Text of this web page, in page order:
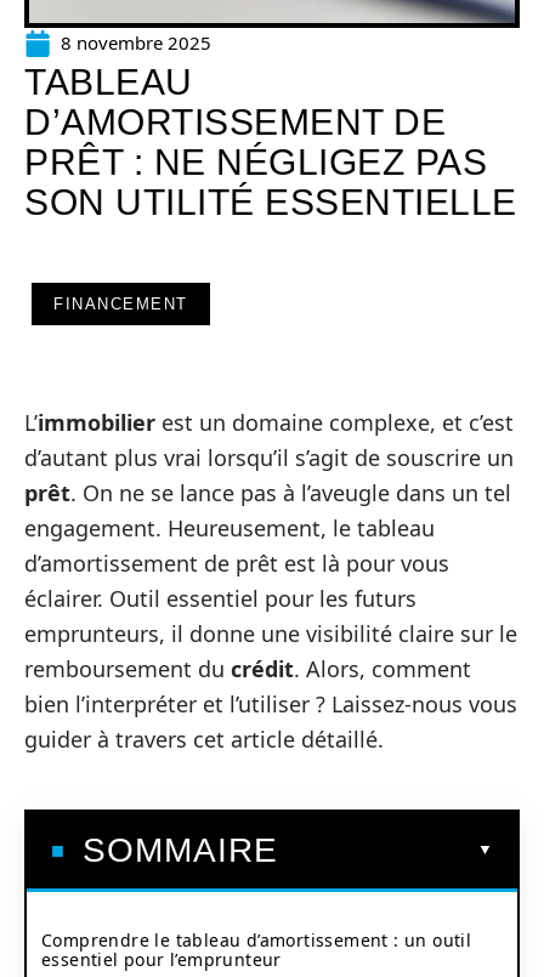
8 novembre 2025
TABLEAU
D’AMORTISSEMENT DE
PRÊT : NE NÉGLIGEZ PAS
SON UTILITÉ ESSENTIELLE
FINANCEMENT
L’immobilier est un domaine complexe, et c’est
d’autant plus vrai lorsqu’il s’agit de souscrire un
prêt. On ne se lance pas à l’aveugle dans un tel
engagement. Heureusement, le tableau
d’amortissement de prêt est là pour vous
éclairer. Outil essentiel pour les futurs
emprunteurs, il donne une visibilité claire sur le
remboursement du crédit. Alors, comment
bien l’interpréter et l’utiliser ? Laissez-nous vous
guider à travers cet article détaillé.
SOMMAIRE
Comprendre le tableau d’amortissement : un outil
essentiel pour l’emprunteur